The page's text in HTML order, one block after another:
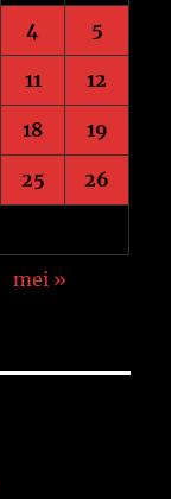
4 5
11 12
18 19
25 26
mei »